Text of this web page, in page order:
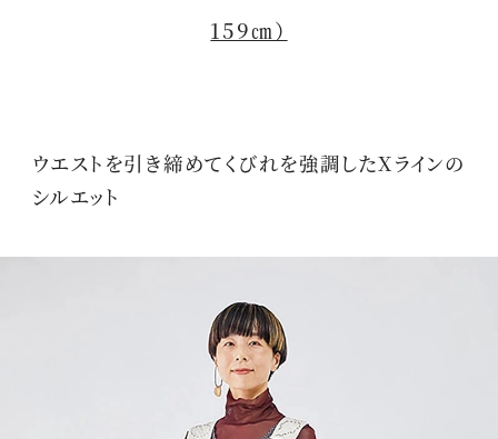
159㎝）
ウエストを引き締めてくびれを強調したXラインの
シルエット